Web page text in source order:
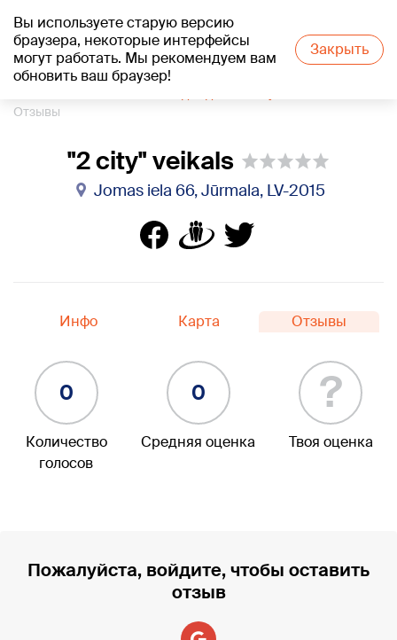
Вы используете старую версию
браузера, некоторые интерфейсы
могут работать. Мы рекомендуем вам
обновить ваш браузер!
Закрыть
+21°C
Отзывы
"2 city" veikals
Jomas iela 66, Jūrmala, LV-2015
Инфо Карта Отзывы
0
Количество
голосов
0
Средняя оценка
?
Твоя оценка
Пожалуйста, войдите, чтобы оставить
отзыв